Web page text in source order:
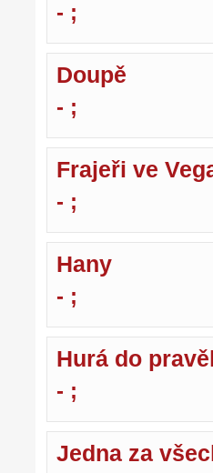
- ;
Doupě
- ;
Frajeři ve
- ;
Hany
- ;
Hurá do
- ;
Jedna za